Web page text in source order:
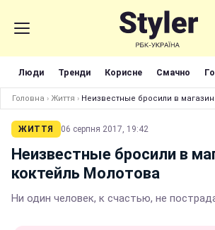
Люди Тренди Корисне Смачно
Головна › Життя › Неизвестные бросили в
ЖИТТЯ 06 серпня 2017, 19:42
Неизвестные бросили в
коктейль Молотова
Ни один человек, к счастью, не